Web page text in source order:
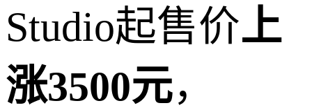
Studio起售价上
涨3500元，